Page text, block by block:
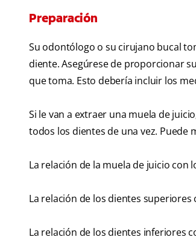
Preparación
Su odontólogo o su cirujano bucal
diente. Asegúrese de proporcionar
que toma. Esto debería incluir los
Si le van a extraer una muela de
todos los dientes de una vez. Puede
La relación de la muela de juicio con
La relación de los dientes superiores
La relación de los dientes inferiores